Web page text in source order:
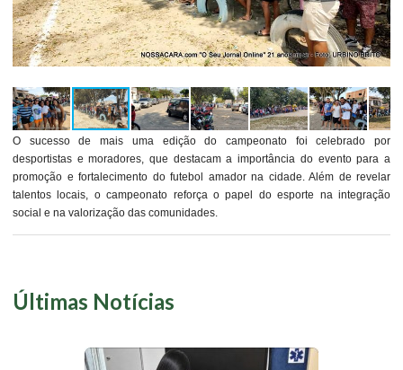
O sucesso de mais uma edição do campeonato foi celebrado por
desportistas e moradores, que destacam a importância do evento para a
promoção e fortalecimento do futebol amador na cidade. Além de revelar
talentos locais, o campeonato reforça o papel do esporte na integração
social e na valorização das comunidades.
Últimas Notícias